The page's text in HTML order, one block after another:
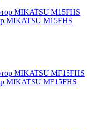
MIKATSU M15FHS
MIKATSU MF15FHS